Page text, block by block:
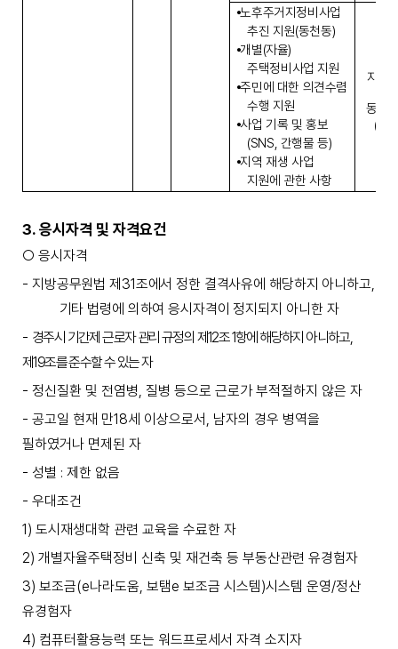
⦁노후주거지정비사업
추진 지원(동천동)
⦁개별(자율)
주택정비사업 지원
⦁주민에 대한 의견수렴
수행 지원
⦁사업 기록 및 홍보
(SNS, 간행물 등)
⦁지역 재생 사업
지원에 관한 사항
지역
동천
(
3. 응시자격 및 자격요건
○ 응시자격
- 지방공무원법 제31조에서 정한 결격사유에 해당하지 아니하고,
기타 법령에 의하여 응시자격이 정지되지 아니한 자
- 경주시 기간제 근로자 관리 규정의 제12조1항에 해당하지 아니하고,
제19조를 준수할 수 있는 자
- 정신질환 및 전염병, 질병 등으로 근로가 부적절하지 않은 자
- 공고일 현재 만18세 이상으로서, 남자의 경우 병역을
필하였거나 면제된 자
- 성별 : 제한 없음
- 우대조건
1) 도시재생대학 관련 교육을 수료한 자
2) 개별자율주택정비 신축 및 재건축 등 부동산관련 유경험자
3) 보조금(e나라도움, 보탬e 보조금 시스템)시스템 운영/정산
유경험자
4) 컴퓨터활용능력 또는 워드프로세서 자격 소지자